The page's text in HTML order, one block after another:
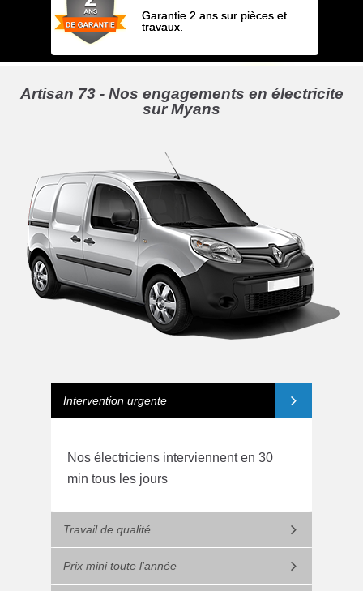
Garantie 2 ans sur pièces et
travaux.
Artisan 73 - Nos engagements en électricite
sur Myans
Intervention urgente
Nos électriciens interviennent en 30
min tous les jours
Travail de qualité
Prix mini toute l'année